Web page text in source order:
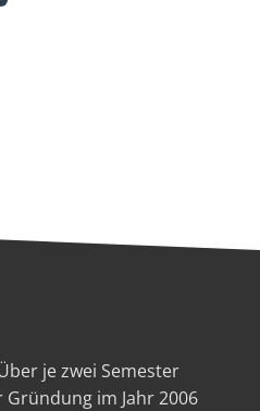
je zwei Semester
im Jahr 2006